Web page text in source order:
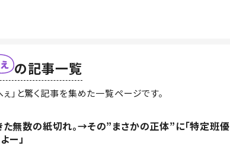
の記事一覧
」と驚く記事を集めた一覧ページです。
無数の紙切れ。→その”まさかの正体”に「特定班優
ー」